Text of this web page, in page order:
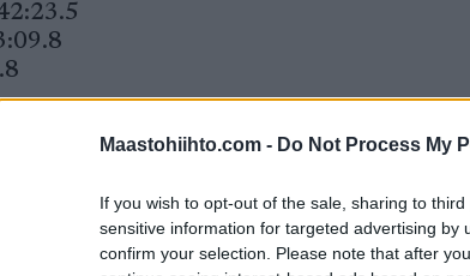
Maastohiihto.com - Do Not Process My
If you wish to opt-out of the sale, sharing to
sensitive information for targeted advertising by
confirm your selection. Please note that after